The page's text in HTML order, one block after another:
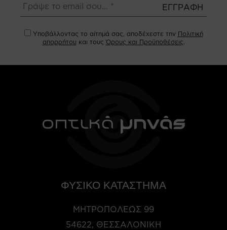
Υποβάλλοντας το αίτημά σας, αποδέχεστε την Πολιτική
απορρήτου και τουςΌρους και Προϋποθέσεις
ΦΥΣΙΚΟ ΚΑΤΑΣΤΗΜΑ
ΜΗΤΡΟΠΌΛΕΩΣ 99
54622, ΘΕΣΣΑΛΟΝΊΚΗ